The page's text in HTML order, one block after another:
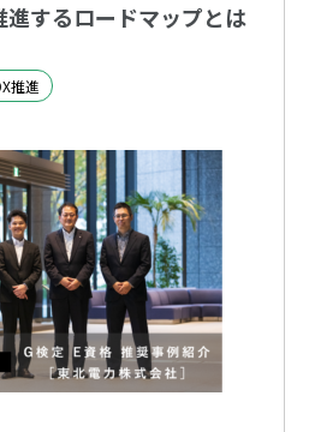
するロードマップとは
推進